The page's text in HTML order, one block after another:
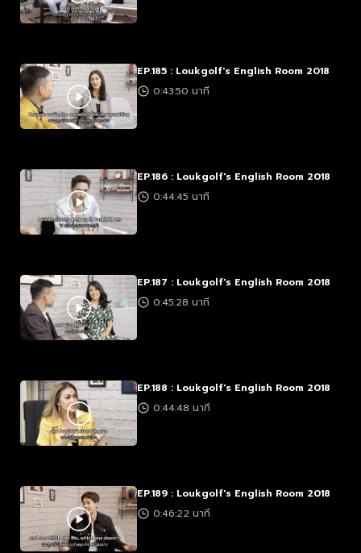
EP.185 : Loukgolf's English Room 2018
0:43:50 นาที
EP.186 : Loukgolf's English Room 2018
0:44:45 นาที
EP.187 : Loukgolf's English Room 2018
0:45:28 นาที
EP.188 : Loukgolf's English Room 2018
0:44:48 นาที
EP.189 : Loukgolf's English Room 2018
0:46:22 นาที